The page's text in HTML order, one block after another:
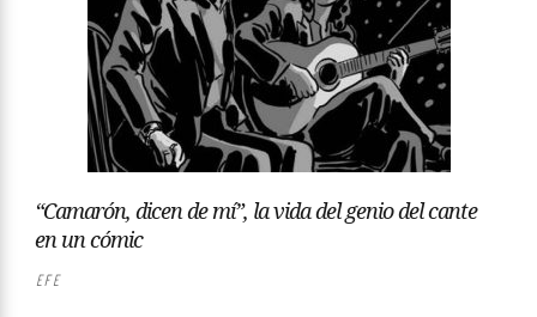
“Camarón, dicen de mí”, la vida del genio del cante
en un cómic
EFE